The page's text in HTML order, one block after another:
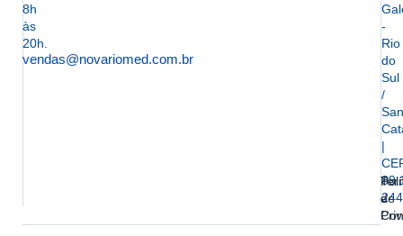
8h
às
20h.
vendas@novariomed.com.br
-
Rio
do
Sul
/
|
244
e
de